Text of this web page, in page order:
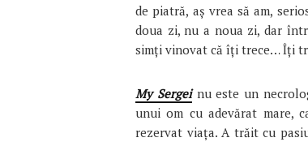
de piatră, aș vrea să am,
doua zi, nu a noua zi, dar
simți vinovat că îți trece… Îți
My Sergeinu este un
unui om cu adevărat mare,
rezervat viața. A trăit cu